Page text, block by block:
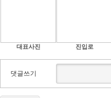
대표사진 진입로
댓글쓰기